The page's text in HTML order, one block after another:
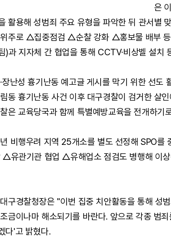
은
활용해 성범죄 주요 유형을 파악한 뒤 관서별
주로 △집중점검 △순찰 강화 △홍보물 배부 등
)과 지자체 간 협업을 통해 CCTV·비상벨 설치
장난성 흉기난동 예고글 게시를 막기 위한 선도
동 흉기난동 사건 이후 대구경찰이 검거한 살
은 교육당국과 함께 특별예방교육을 전개하기
비행우려 지역 25개소를 별도 선정해 SPO
△유관기관 협업 △유해업소 점검도 병행해 이상
구경찰청장은 "이번 집중 치안활동을 통해 성
금이나마 해소되기를 바란다. 앞으로 각종 범
다'고 밝혔다.